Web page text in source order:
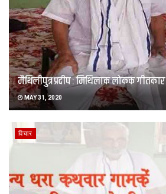
मैथिलीपुत्र प्रदीप : मिथिलाक लोकक गीतकार
MAY 31, 2020
विचार